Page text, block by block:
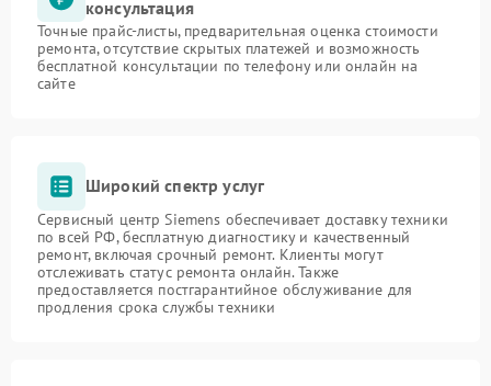
консультация
Точные прайс-листы, предварительная оценка стоимости
ремонта, отсутствие скрытых платежей и возможность
бесплатной консультации по телефону или онлайн на
сайте
Широкий спектр услуг
Сервисный центр Siemens обеспечивает доставку техники
по всей РФ, бесплатную диагностику и качественный
ремонт, включая срочный ремонт. Клиенты могут
отслеживать статус ремонта онлайн. Также
предоставляется постгарантийное обслуживание для
продления срока службы техники